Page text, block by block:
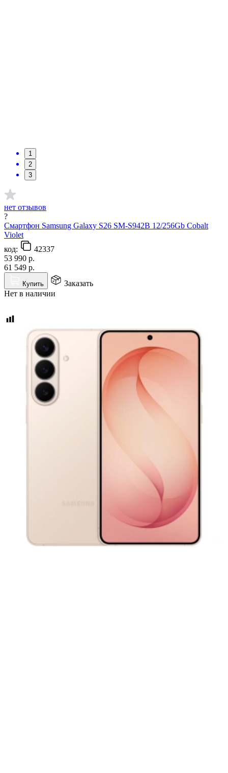
1
2
3
нет отзывов
?
Смартфон Samsung Galaxy S26 SM-S942B 12/256Gb Cobalt
Violet
код:
42337
53 990 р.
61 549 р.
Купить
Заказать
Нет в наличии